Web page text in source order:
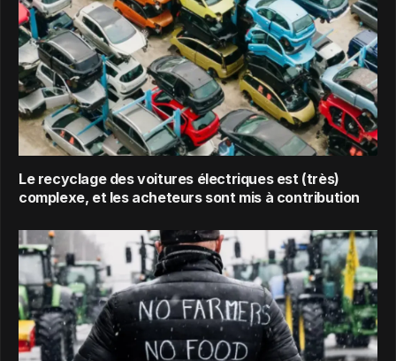
Le recyclage des voitures électriques est (très)
complexe, et les acheteurs sont mis à contribution